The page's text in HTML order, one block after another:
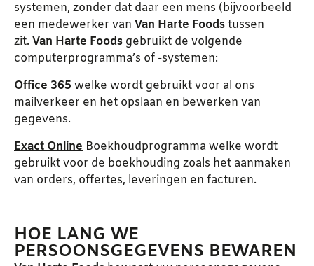
systemen, zonder dat daar een mens (bijvoorbeeld
een medewerker van Van Harte Foodstussen
zit. Van Harte Foods gebruikt de volgende
computerprogramma’s of -systemen:
Office 365 welke wordt gebruikt voor al ons
mailverkeer en het opslaan en bewerken van
gegevens.
Exact Online Boekhoudprogramma welke wordt
gebruikt voor de boekhouding zoals het aanmaken
van orders, offertes, leveringen en facturen.
HOE LANG WE
PERSOONSGEGEVENS BEWAREN